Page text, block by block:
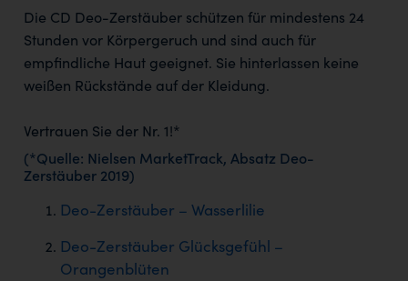
Die CD Deo-Zerstäuber schützen für mindestens 24
Stunden vor Körpergeruch und sind auch für
empfindliche Haut geeignet. Sie hinterlassen keine
weißen Rückstände auf der Kleidung.
Vertrauen Sie der Nr. 1!*
(*Quelle: Nielsen MarketTrack, Absatz Deo-
Zerstäuber 2019)
Deo-Zerstäuber – Wasserlilie
Deo-Zerstäuber Glücksgefühl –
Orangenblüten